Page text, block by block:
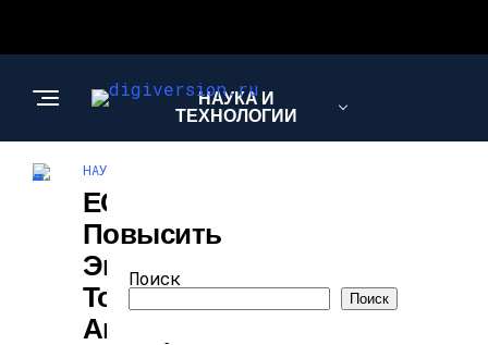
НАУКА И
ТЕХНОЛОГИИ
НАУКА И ТЕХНОЛОГИИ
ЕС Соглашается
Повысить
Экологичность
Топлива Для
Авиации
Поиск
Поиск